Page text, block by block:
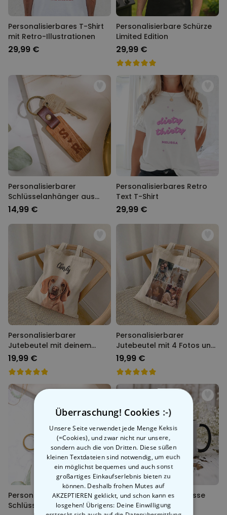
Personalisierbares T-Shirt
mit Retro-Illustrationen
29,99 €
Personalisierbare Schürze
Limited Edition
29,99 €
Personalisierbarer
Schlüsselanhänger aus
Holz mit Symbolen
14,99 €
Personalisierbares Retro
Text T-Shirt
29,99 €
Personalisierbarer
Jutebeutel mit deinem
Haustier als Comic
19,99 €
Personalisierbarer
Jutebeutel mit 4 Fotos und
Text
19,99 €
Personalisierbarer Holz
Schlüsselanhänger mit
Personalisierbare Tasse
Spill the Tea
Überraschung! Cookies :-)
Unsere Seite verwendet jede Menge Keksis
(=Cookies), und zwar nicht nur unsere,
sondern auch die von Dritten. Diese süßen
kleinen Textdateien sind notwendig, um euch
ein möglichst bequemes und auch sonst
großartiges Einkaufserlebnis bieten zu
können. Deshalb frohen Mutes auf
AKZEPTIEREN geklickt, und schon kann es
losgehen! Übrigens: Deine Einwilligung